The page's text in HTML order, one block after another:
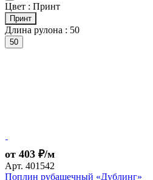
Цвет : Принт
Принт
Длина рулона : 50
50
от 403 ₽/м
Арт. 401542
Поплин рубашечный «Дублинг»